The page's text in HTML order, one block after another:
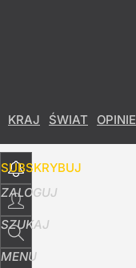
KRAJ ŚWIAT OPINIE
SUBSKRYBUJ
ZALOGUJ
SZUKAJ
MENU